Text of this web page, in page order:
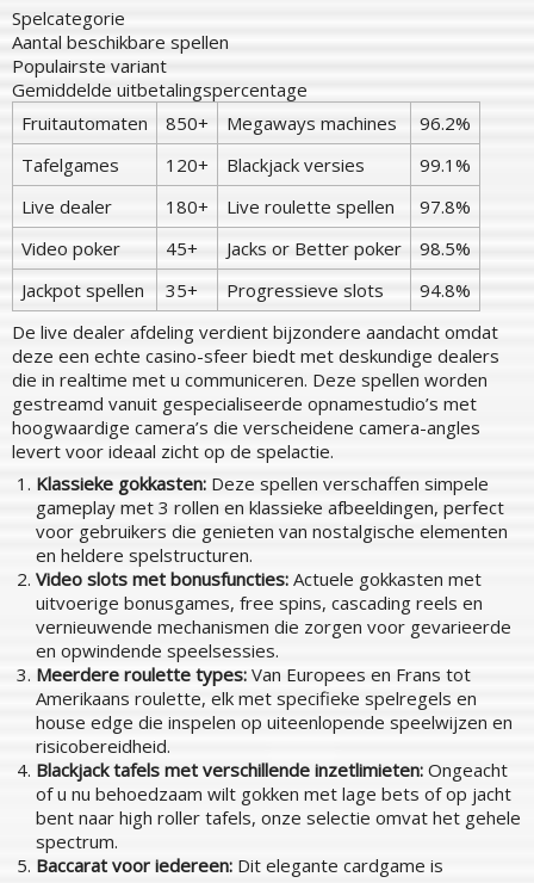
Spelcategorie
Aantal beschikbare spellen
Populairste variant
Gemiddelde uitbetalingspercentage
Fruitautomaten
850+ Megaways machines
96.2%
Tafelgames
120+ Blackjack versies
99.1%
Live dealer
180+ Live roulette spellen
97.8%
Video poker
45+ Jacks or Better poker
98.5%
Jackpot spellen
35+ Progressieve slots
94.8%
De live dealer afdeling verdient bijzondere aandacht omdat
deze een echte casino-sfeer biedt met deskundige dealers
die in realtime met u communiceren. Deze spellen worden
gestreamd vanuit gespecialiseerde opnamestudio’s met
hoogwaardige camera’s die verscheidene camera-angles
levert voor ideaal zicht op de spelactie.
Klassieke gokkasten: Deze spellen verschaffen simpele
gameplay met 3 rollen en klassieke afbeeldingen, perfect
voor gebruikers die genieten van nostalgische elementen
en heldere spelstructuren.
Video slots met bonusfuncties: Actuele gokkasten met
uitvoerige bonusgames, free spins, cascading reels en
vernieuwende mechanismen die zorgen voor gevarieerde
en opwindende speelsessies.
Meerdere roulette types: Van Europees en Frans tot
Amerikaans roulette, elk met specifieke spelregels en
house edge die inspelen op uiteenlopende speelwijzen en
risicobereidheid.
Blackjack tafels met verschillende inzetlimieten: Ongeacht
of u nu behoedzaam wilt gokken met lage bets of op jacht
bent naar high roller tafels, onze selectie omvat het gehele
spectrum.
Baccarat voor iedereen: Dit elegante cardgame is